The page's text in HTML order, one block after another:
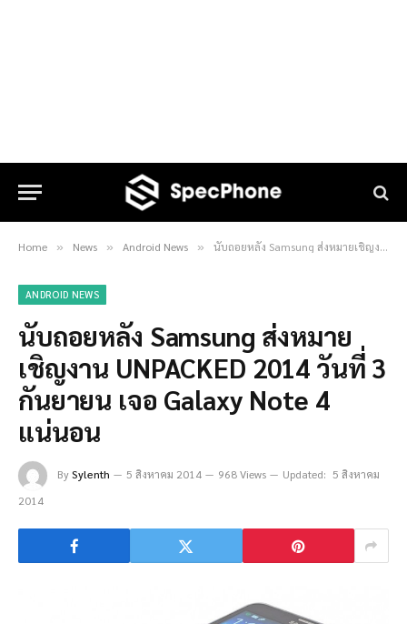
Home » News » Android News » นับถอยหลัง Samsung ส่งหมายเชิญงาน UNPACKED 2014 วันที่ 3 กันยายน เจอ Galaxy Note 4 แน่นอน
ANDROID NEWS
นับถอยหลัง Samsung ส่งหมาย
เชิญงาน UNPACKED 2014 วันที่ 3
กันยายน เจอ Galaxy Note 4
แน่นอน
BySylenth 5 สิงหาคม 2014 968 Views Updated: 5 สิงหาคม
2014